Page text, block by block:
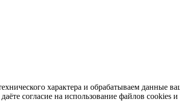
характера и обрабатываем данные
согласие на использование файлов cookies